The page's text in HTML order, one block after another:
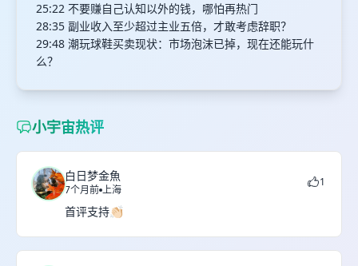
25:22 不要赚自己认知以外的钱，哪怕再热门
28:35 副业收入至少超过主业五倍，才敢考虑辞职？
29:48 潮玩球鞋买卖现状：市场泡沫已掉，现在还能玩什
么？
小宇宙热评
白日梦金魚
7个月前 上海
1
首评支持👏🏻